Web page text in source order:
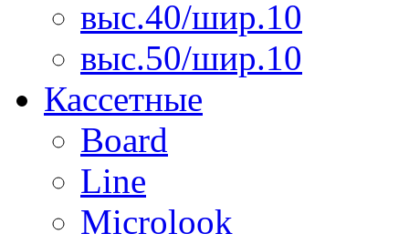
выс.40/шир.10
выс.50/шир.10
Кассетные
Board
Line
Microlook